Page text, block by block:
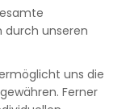
durch unseren
uns die
Ferner